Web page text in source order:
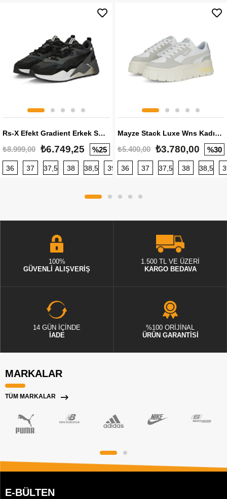
Rs-X Efekt Gradient Erkek Sneaker
₺8.999,00 ₺6.749,25 %25
36 37 37,5 38 38,5 39 40 40,5 41 42 42,5
Mayze Stack Luxe Wns Kadın Sneaker
₺5.400,00 ₺3.780,00 %30
36 37 37,5 38 38,5
100%
GÜVENLİ ALIŞVERİŞ
1.500 TL VE ÜZERİ
KARGO BEDAVA
14 GÜN İÇİNDE
İADE
%100 ORİJİNAL
ÜRÜN GARANTİSİ
MARKALAR
TÜM MARKALAR
E-BÜLTEN